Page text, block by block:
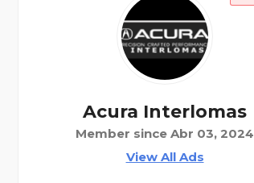
Acura Interlomas
Member since Abr 03, 2024
View All Ads